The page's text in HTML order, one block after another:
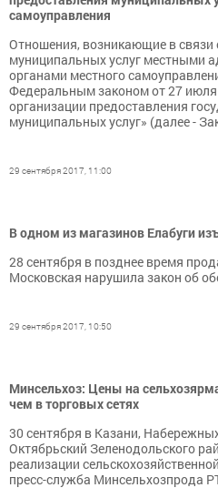
самоуправления
Отношения, возникающие в связи
муниципальных услуг местными
органами местного
Федеральным законом от 27
организации предоставления
муниципальных услуг» (далее -
29 сентября 2017, 11:00
В одном из магазинов Елабуги
28 сентября в позднее время
Московская нарушила закон об
29 сентября 2017, 10:50
Минсельхоз: Цены на
чем в торговых сетях
30 сентября в Казани,
Октябрьский Зеленодольского
реализации
пресс-служба Минсельхозпрода